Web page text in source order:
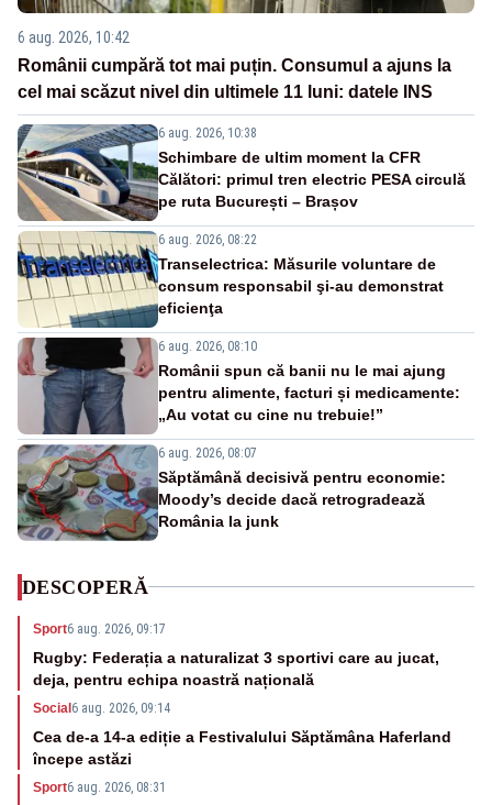
6 aug. 2026, 10:42
Românii cumpără tot mai puțin. Consumul a ajuns la
cel mai scăzut nivel din ultimele 11 luni: datele INS
6 aug. 2026, 10:38
Schimbare de ultim moment la CFR
Călători: primul tren electric PESA circulă
pe ruta București – Brașov
6 aug. 2026, 08:22
Transelectrica: Măsurile voluntare de
consum responsabil şi-au demonstrat
eficienţa
6 aug. 2026, 08:10
Românii spun că banii nu le mai ajung
pentru alimente, facturi și medicamente:
„Au votat cu cine nu trebuie!”
6 aug. 2026, 08:07
Săptămână decisivă pentru economie:
Moody’s decide dacă retrogradează
România la junk
DESCOPERĂ
Sport6 aug. 2026, 09:17
Rugby: Federația a naturalizat 3 sportivi care au jucat,
deja, pentru echipa noastră națională
Social 6 aug. 2026, 09:14
Cea de-a 14-a ediție a Festivalului Săptămâna Haferland
începe astăzi
Sport6 aug. 2026, 08:31